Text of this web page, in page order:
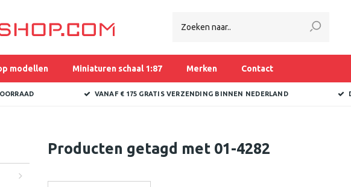
modellen Miniaturen schaal 1:87 Merken Contact
VANAF € 175 GRATIS VERZENDING BINNEN NEDERLAND
Producten getagd met 01-4282